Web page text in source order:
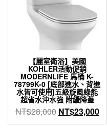
【麗室衛浴】美國
KOHLER活動促銷
MODERNLIFE 馬桶 K-
78799K-0 [底部進水、背進
水皆可使用]五級旋風綠能
超省水沖水強 附緩降蓋
NT$28,000 原
始
NT$23,000目
前